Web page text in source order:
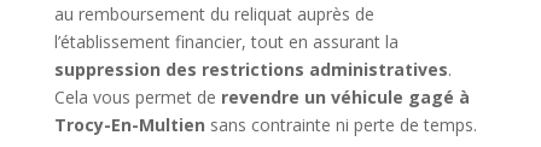
au remboursement du reliquat auprès de
l’établissement financier, tout en assurant la
suppression des restrictions administratives.
Cela vous permet de revendre un véhicule gagé à
Trocy-En-Multien sans contrainte ni perte de temps.